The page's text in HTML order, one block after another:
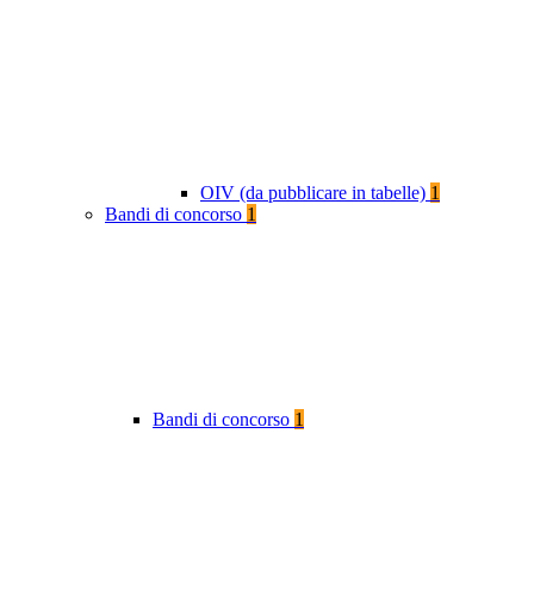
OIV (da pubblicare in tabelle) 1
Bandi di concorso 1
Bandi di concorso 1